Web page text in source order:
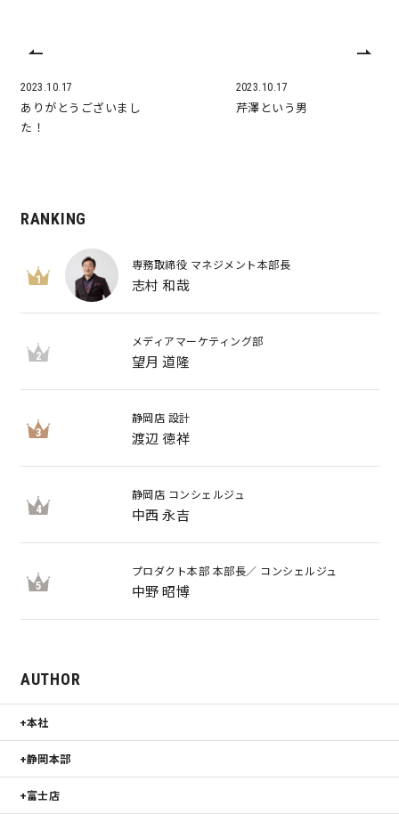
2023.10.17
ありがとうございまし
た！
2023.10.17
芹澤という男
RANKING
1
専務取締役 マネジメント本部長
志村 和哉
2
メディアマーケティング部
望月 道隆
3
静岡店 設計
渡辺 徳祥
4
静岡店 コンシェルジュ
中西 永吉
5
プロダクト本部 本部長／ コンシェルジュ
中野 昭博
AUTHOR
本社
静岡本部
富士店